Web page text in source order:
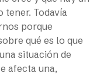
tener. Todavía
porque
qué es lo que
situación de
afecta una,